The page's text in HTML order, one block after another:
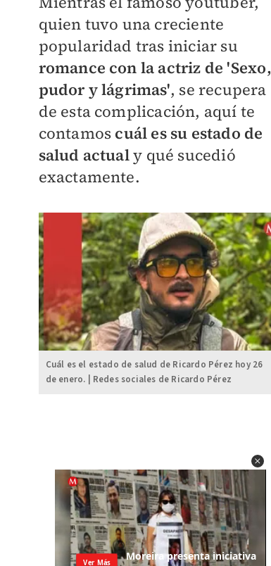
quien tuvo una creciente
popularidad tras iniciar su
romance con la actriz de 'Sexo,
pudor y lágrimas', se recupera
de esta complicación, aquí te
contamos cuál es su estado de
salud actualy qué sucedió
exactamente.
Cuál es el estado de salud de Ricardo Pérez hoy 26
de enero. | Redes sociales de Ricardo Pérez